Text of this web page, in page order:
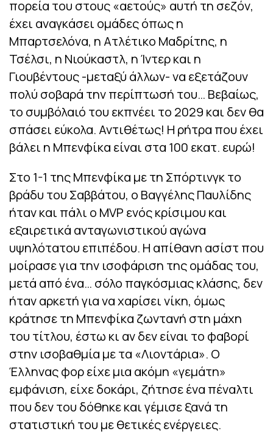
πορεία του στους «αετούς» αυτή τη σεζόν,
έχει αναγκάσει ομάδες όπως η
Μπαρτσελόνα, η Ατλέτικο Μαδρίτης, η
Τσέλσι, η Νιούκαστλ, η Ίντερ και η
Γιουβέντους -μεταξύ άλλων- να εξετάζουν
πολύ σοβαρά την περίπτωσή του… Βεβαίως,
το συμβόλαιό του εκπνέει το 2029 και δεν θα
σπάσει εύκολα. Αντιθέτως! Η ρήτρα που έχει
βάλει η Μπενφίκα είναι στα 100 εκατ. ευρώ!
Στο 1-1 της Μπενφίκα με τη Σπόρτινγκ το
βράδυ του Σαββάτου, ο Βαγγέλης Παυλίδης
ήταν και πάλι ο MVP ενός κρίσιμου και
εξαιρετικά ανταγωνιστικού αγώνα
υψηλότατου επιπέδου. Η απίθανη ασίστ που
μοίρασε για την ισοφάριση της ομάδας του,
μετά από ένα… σόλο παγκόσμιας κλάσης, δεν
ήταν αρκετή για να χαρίσει νίκη, όμως
κράτησε τη Μπενφίκα ζωντανή στη μάχη
του τίτλου, έστω κι αν δεν είναι το φαβορί
στην ισοβαθμία με τα «Λιοντάρια». Ο
Έλληνας φορ είχε μια ακόμη «γεμάτη»
εμφάνιση, είχε δοκάρι, ζήτησε ένα πέναλτι
που δεν του δόθηκε και γέμισε ξανά τη
στατιστική του με θετικές ενέργειες.